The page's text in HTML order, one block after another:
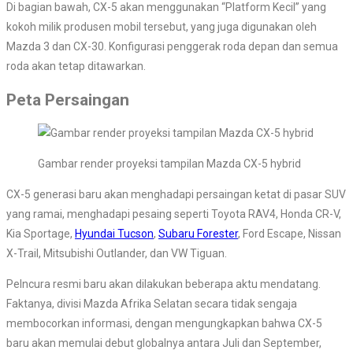
Di bagian bawah, CX-5 akan menggunakan “Platform Kecil” yang
kokoh milik produsen mobil tersebut, yang juga digunakan oleh
Mazda 3 dan CX-30. Konfigurasi penggerak roda depan dan semua
roda akan tetap ditawarkan.
Peta Persaingan
Gambar render proyeksi tampilan Mazda CX-5 hybrid
CX-5 generasi baru akan menghadapi persaingan ketat di pasar SUV
yang ramai, menghadapi pesaing seperti Toyota RAV4, Honda CR-V,
Kia Sportage, Hyundai Tucson, Subaru Forester, Ford Escape, Nissan
X-Trail, Mitsubishi Outlander, dan VW Tiguan.
Pelncura resmi baru akan dilakukan beberapa aktu mendatang.
Faktanya, divisi Mazda Afrika Selatan secara tidak sengaja
membocorkan informasi, dengan mengungkapkan bahwa CX-5
baru akan memulai debut globalnya antara Juli dan September,